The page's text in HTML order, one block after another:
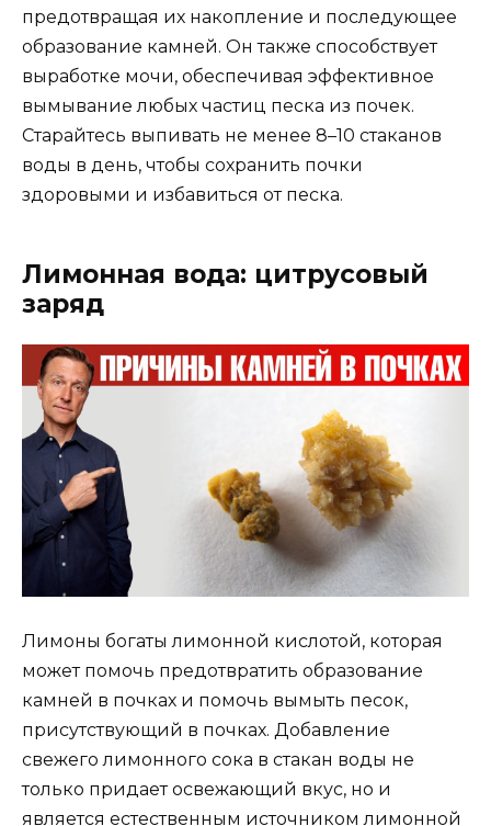
предотвращая их накопление и последующее
образование камней. Он также способствует
выработке мочи, обеспечивая эффективное
вымывание любых частиц песка из почек.
Старайтесь выпивать не менее 8–10 стаканов
воды в день, чтобы сохранить почки
здоровыми и избавиться от песка.
Лимонная вода: цитрусовый
заряд
Лимоны богаты лимонной кислотой, которая
может помочь предотвратить образование
камней в почках и помочь вымыть песок,
присутствующий в почках. Добавление
свежего лимонного сока в стакан воды не
только придает освежающий вкус, но и
является естественным источником лимонной